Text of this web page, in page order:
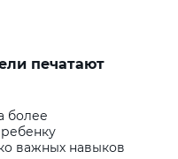
печатают
более
важных навыков